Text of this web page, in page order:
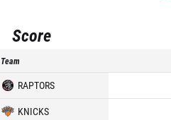
Score
Team
RAPTORS
KNICKS